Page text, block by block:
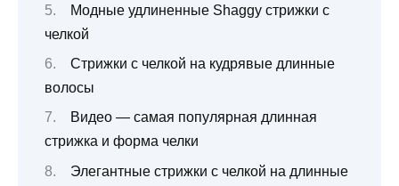
Модные удлиненные Shaggy стрижки с
челкой
Стрижки с челкой на кудрявые длинные
волосы
Видео — самая популярная длинная
стрижка и форма челки
Элегантные стрижки с челкой на длинные